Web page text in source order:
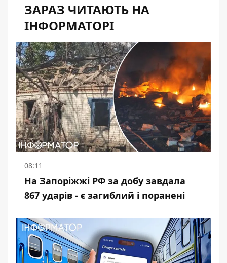
ЗАРАЗ ЧИТАЮТЬ НА
ІНФОРМАТОРІ
08:11
На Запоріжжі РФ за добу завдала
867 ударів - є загиблий і поранені